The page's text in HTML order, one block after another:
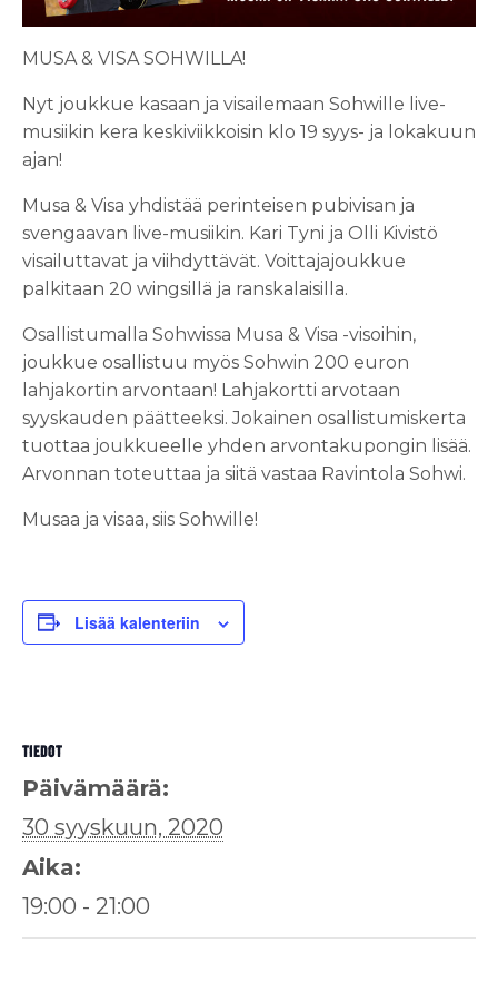
MUSA & VISA SOHWILLA!
Nyt joukkue kasaan ja visailemaan Sohwille live-
musiikin kera keskiviikkoisin klo 19 syys- ja lokakuun
ajan!
Musa & Visa yhdistää perinteisen pubivisan ja
svengaavan live-musiikin. Kari Tyni ja Olli Kivistö
visailuttavat ja viihdyttävät. Voittajajoukkue
palkitaan 20 wingsillä ja ranskalaisilla.
Osallistumalla Sohwissa Musa & Visa -visoihin,
joukkue osallistuu myös Sohwin 200 euron
lahjakortin arvontaan! Lahjakortti arvotaan
syyskauden päätteeksi. Jokainen osallistumiskerta
tuottaa joukkueelle yhden arvontakupongin lisää.
Arvonnan toteuttaa ja siitä vastaa Ravintola Sohwi.
Musaa ja visaa, siis Sohwille!
Lisää kalenteriin
TIEDOT
Päivämäärä:
30 syyskuun, 2020
Aika:
19:00 - 21:00